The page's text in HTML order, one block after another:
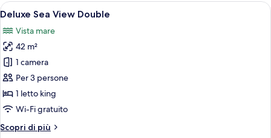
Apri
tutte
le
foto
per
Deluxe
Sea
View
Camera d'albergo moderna con un
8
Deluxe Sea View Double
Vista mare
42 m²
1 camera
Per 3 persone
1 letto king
Wi-Fi gratuito
Scopri di più
Altri